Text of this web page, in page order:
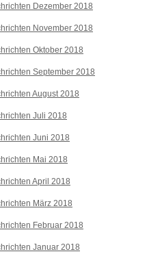
Dezember 2018
November 2018
Oktober 2018
September 2018
August 2018
Juli 2018
Juni 2018
Mai 2018
April 2018
März 2018
Februar 2018
Januar 2018